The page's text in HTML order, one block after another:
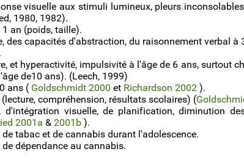
visuelle aux stimuli lumineux, pleurs
1980, 1982).
an (poids, taille).
des capacités d'abstraction, du raisonnement verbal à
et hyperactivité, impulsivité à l'âge de 6 ans, surtout
de10 ans). (Leech, 1999)
ans ( Goldschmidt 2000 et Richardson 2002 ).
compréhension, résultats scolaires) (
d'intégration visuelle, de planification, diminution
2001a & 2001b ).
tabac et de cannabis durant l'adolescence.
dépendance au cannabis.